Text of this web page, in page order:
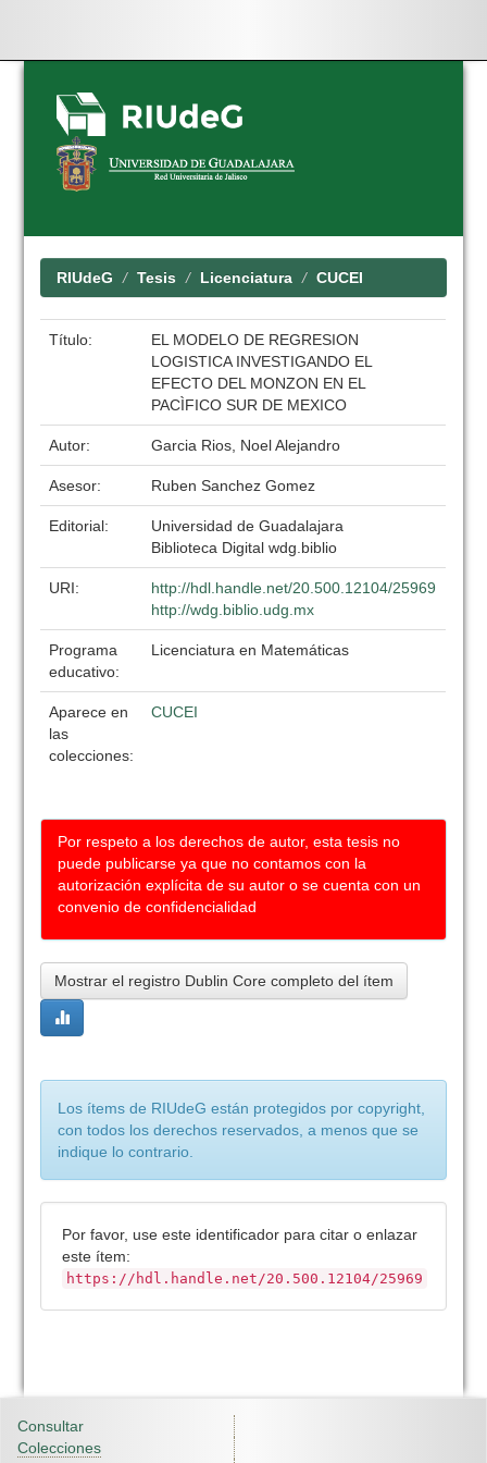
Skip
navigation
RIUdeG Tesis Licenciatura CUCEI
Título:
EL MODELO DE REGRESION
LOGISTICA INVESTIGANDO EL
EFECTO DEL MONZON EN EL
PACÌFICO SUR DE MEXICO
Autor: Garcia Rios, Noel Alejandro
Asesor: Ruben Sanchez Gomez
Editorial:
Universidad de Guadalajara
Biblioteca Digital wdg.biblio
URI:
http://hdl.handle.net/20.500.12104/25969
http://wdg.biblio.udg.mx
Programa
educativo:
Licenciatura en Matemáticas
Aparece en
las
colecciones:
CUCEI
Por respeto a los derechos de autor, esta tesis no
puede publicarse ya que no contamos con la
autorización explícita de su autor o se cuenta con un
convenio de confidencialidad
Mostrar el registro Dublin Core completo del ítem
Los ítems de RIUdeG están protegidos por copyright,
con todos los derechos reservados, a menos que se
indique lo contrario.
Por favor, use este identificador para citar o enlazar
este ítem:
https://hdl.handle.net/20.500.12104/25969
Consultar
Colecciones